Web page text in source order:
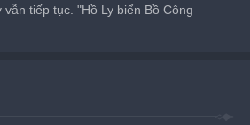
tiếp tục. "Hồ Ly biển Bồ Công